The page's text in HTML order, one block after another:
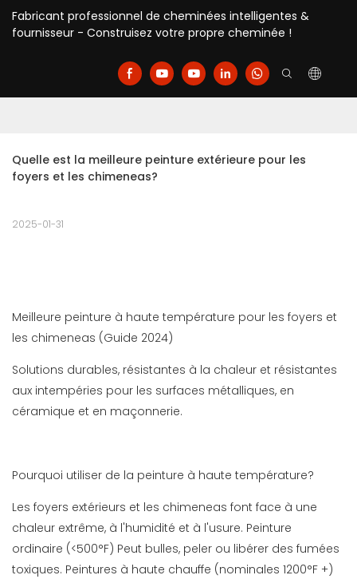
Fabricant professionnel de cheminées intelligentes &
fournisseur - Construisez votre propre cheminée !
Quelle est la meilleure peinture extérieure pour les
foyers et les chimeneas?
2025-01-31
Meilleure peinture à haute température pour les foyers et
les chimeneas (Guide 2024)
Solutions durables, résistantes à la chaleur et résistantes
aux intempéries pour les surfaces métalliques, en
céramique et en maçonnerie.
Pourquoi utiliser de la peinture à haute température?
Les foyers extérieurs et les chimeneas font face à une
chaleur extrême, à l'humidité et à l'usure. Peinture
ordinaire (<500°F) Peut bulles, peler ou libérer des fumées
toxiques. Peintures à haute chauffe (nominales 1200°F +)